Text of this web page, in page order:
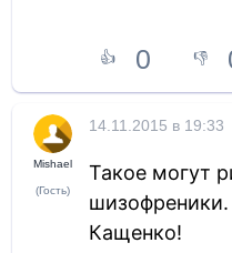
👍 0 👎
Mishael
(Гость)
14.11.2015 в 19:33
Такое могут
Кащенко!